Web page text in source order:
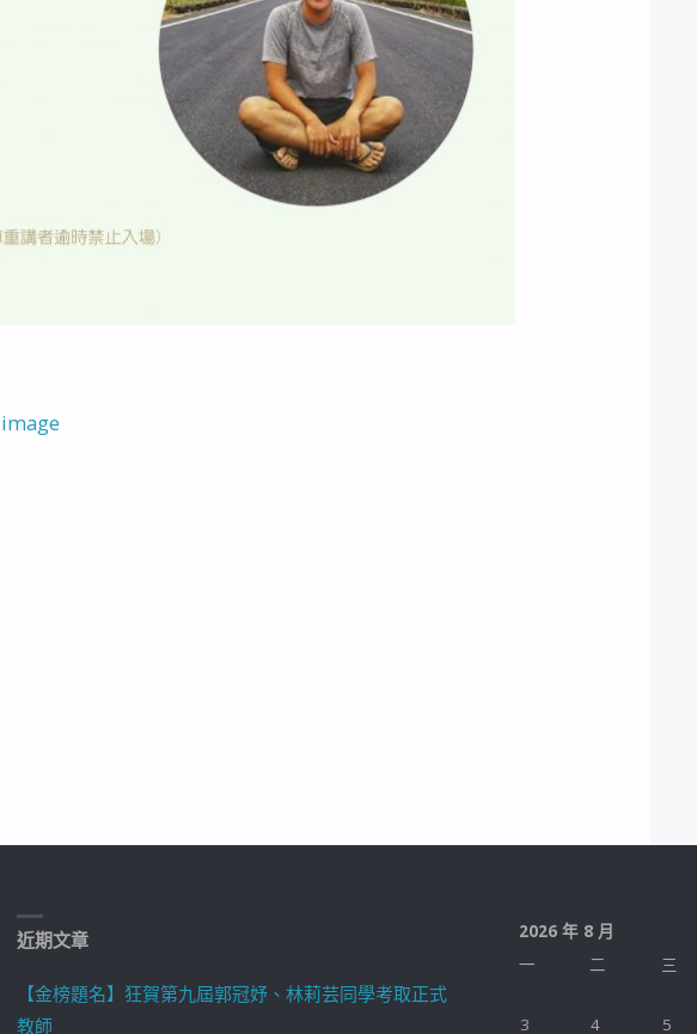
近期文章
【金榜題名】狂賀第九屆郭冠妤、林莉芸同學考取正式
教師
2026 年 8 月
一
二 三
3
4 5